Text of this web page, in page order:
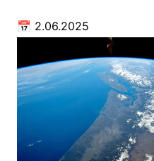
📅 2.06.2025